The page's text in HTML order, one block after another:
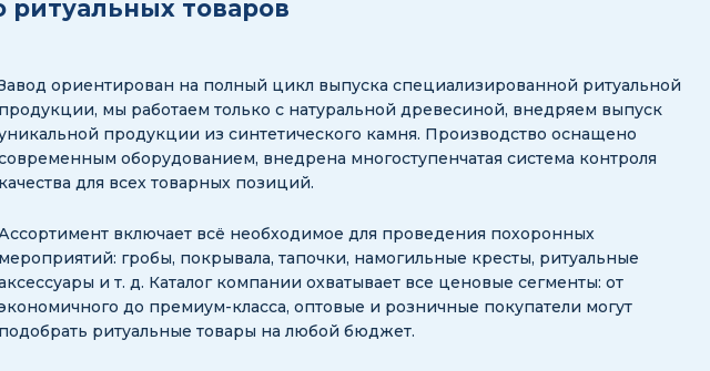
ритуальных товаров
ориентирован на полный цикл выпуска специализированной ритуальной
продукции, мы работаем только с натуральной древесиной, внедряем выпуск
продукции из синтетического камня. Производство оснащено
оборудованием, внедрена многоступенчатая система контроля
качества для всех товарных позиций.
включает всё необходимое для проведения похоронных
мероприятий: гробы, покрывала, тапочки, намогильные кресты, ритуальные
и т. д. Каталог компании охватывает все ценовые сегменты: от
до премиум-класса, оптовые и розничные покупатели могут
подобрать ритуальные товары на любой бюджет.